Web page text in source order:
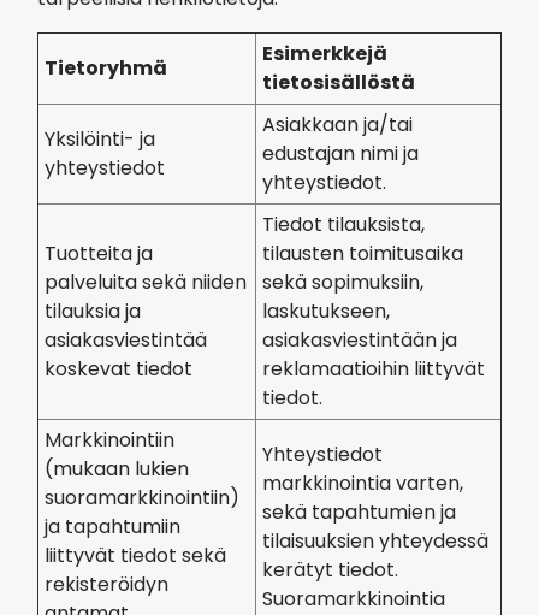
Tietoryhmä
Esimerkkejä
tietosisällöstä
Yksilöinti- ja
yhteystiedot
Asiakkaan ja/tai
edustajan nimi ja
yhteystiedot.
Tuotteita ja
palveluita sekä niiden
tilauksia ja
asiakasviestintää
koskevat tiedot
Tiedot tilauksista,
tilausten toimitusaika
sekä sopimuksiin,
laskutukseen,
asiakasviestintään ja
reklamaatioihin liittyvät
tiedot.
Markkinointiin
(mukaan lukien
suoramarkkinointiin)
ja tapahtumiin
liittyvät tiedot sekä
rekisteröidyn
Yhteystiedot
markkinointia varten,
sekä tapahtumien ja
tilaisuuksien yhteydessä
kerätyt tiedot.
Suoramarkkinointia